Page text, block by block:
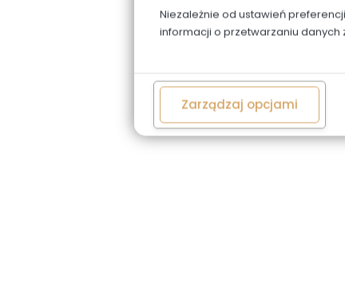
Niezależnie od ustawień
informacji o przetwarzaniu danych
Zarządzaj opcjami